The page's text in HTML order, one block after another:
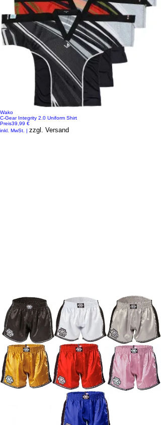
Wako
C-Gear Integrity 2.0 Uniform Shirt
Preis39,99 €
inkl. MwSt. | zzgl. Versand